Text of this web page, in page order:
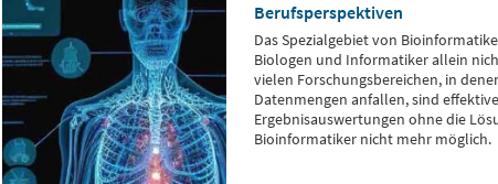
Berufsperspektiven
Das Spezialgebiet von
Biologen und Informatiker allein
vielen Forschungsbereichen, in
Datenmengen anfallen, sind
Ergebnisauswertungen ohne die
Bioinformatiker nicht mehr möglich.